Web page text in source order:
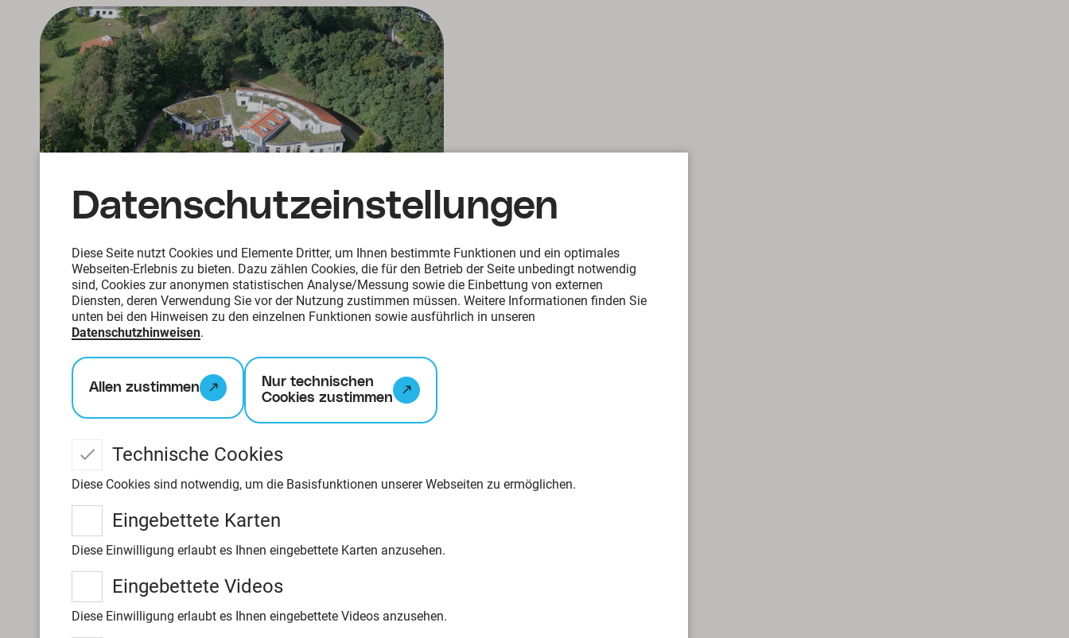
Luftbild des Osterberg-Seminarhotels zwischen Plön und Malente.
Ziele und Anspruch
im Bereich BNE
Wir fühlen uns im Besonderen den SDG-Zielen Nr.3 „ Gesundheit
und Wohlergehen“ und Nr.4 „Hochwertige Bildung“ verpflichtet.
Unsere Teilnehmer*innen sollen eine gesund aktive Lebensweise
Datenschutz­einstellungen
Diese Seite nutzt Cookies und Elemente Dritter, um Ihnen bestimmte Funktionen und ein optimales
Webseiten-Erlebnis zu bieten. Dazu zählen Cookies, die für den Betrieb der Seite unbedingt notwendig
sind, Cookies zur anonymen statistischen Analyse/Messung sowie die Einbettung von externen
Diensten, deren Verwendung Sie vor der Nutzung zustimmen müssen. Weitere Informationen finden Sie
unten bei den Hinweisen zu den einzelnen Funktionen sowie ausführlich in unseren
Datenschutzhinweisen.
Allen zustimmen
Nur technischen
Cookies zustimmen
Technische Cookies
Diese Cookies sind notwendig, um die Basisfunktionen unserer Webseiten zu ermöglichen.
Eingebettete Karten
Diese Einwilligung erlaubt es Ihnen eingebettete Karten anzusehen.
Eingebettete Videos
Diese Einwilligung erlaubt es Ihnen eingebettete Videos anzusehen.